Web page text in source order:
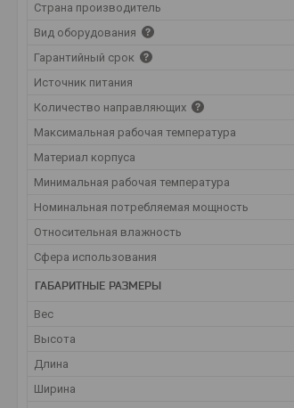
Страна производитель
Вид оборудования
Гарантийный срок
Источник питания
Количество направляющих
Максимальная рабочая температура
Материал корпуса
Минимальная рабочая температура
Номинальная потребляемая мощность
Относительная влажность
Сфера использования
ГАБАРИТНЫЕ РАЗМЕРЫ
Вес
Высота
Длина
Ширина